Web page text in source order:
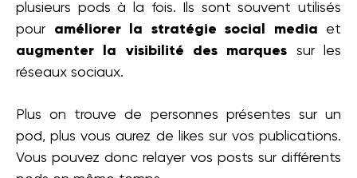
plusieurs pods à la fois. Ils sont souvent utilisés
pour améliorer la stratégie social media et
augmenter la visibilité des marques sur les
réseaux sociaux.
Plus on trouve de personnes présentes sur un
pod, plus vous aurez de likes sur vos publications.
Vous pouvez donc relayer vos posts sur différents